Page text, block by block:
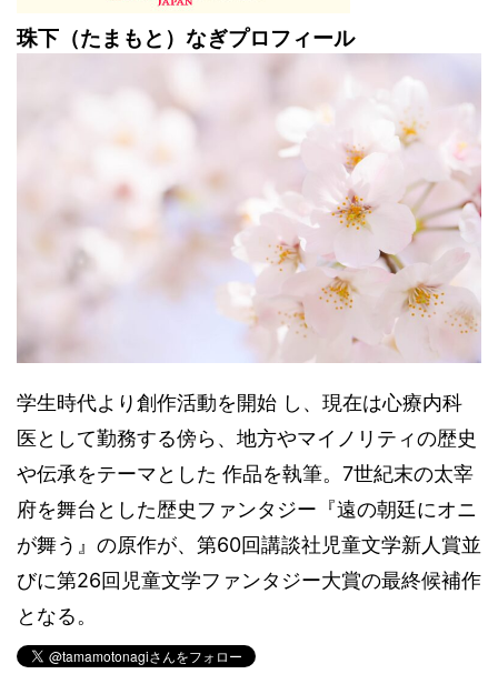
珠下（たまもと）なぎプロフィール
学生時代より創作活動を開始 し、現在は心療内科
医として勤務する傍ら、地方やマイノリティの歴史
や伝承をテーマとした 作品を執筆。7世紀末の太宰
府を舞台とした歴史ファンタジー『遠の朝廷にオニ
が舞う』の原作が、第60回講談社児童文学新人賞並
びに第26回児童文学ファンタジー大賞の最終候補作
となる。